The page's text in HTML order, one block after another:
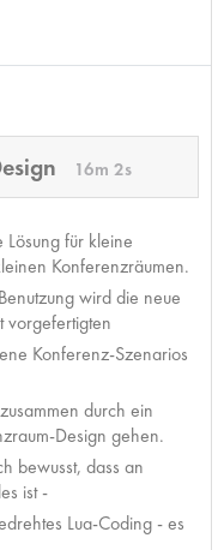
16m 2s
für kleine
Konferenzräumen.
wird die neue
vorgefertigten
Konferenz-Szenarios
durch ein
Design gehen.
bewusst, dass an
ist -
Lua-Coding - es